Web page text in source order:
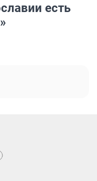
есть